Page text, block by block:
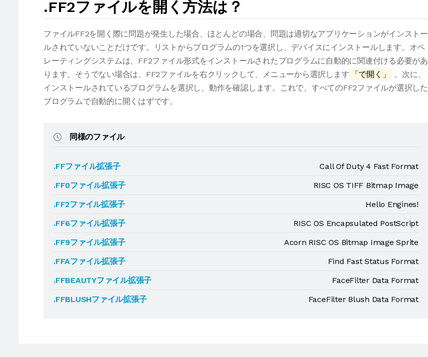
.FF2ファイルを開く方法は？
ファイルFF2を開く際に問題が発生した場合、ほとんどの場合、問題は適切なアプリケーションがインストー
ルされていないことだけです。リストからプログラムの1つを選択し、デバイスにインストールします。オペ
レーティングシステムは、FF2ファイル形式をインストールされたプログラムに自動的に関連付ける必要があ
ります。そうでない場合は、FF2ファイルを右クリックして、メニューから選択します
「で開く」
。次に、
インストールされているプログラムを選択し、動作を確認します。これで、すべてのFF2ファイルが選択した
プログラムで自動的に開くはずです。
同様のファイル
.FFファイル拡張子
Call Of Duty 4 Fast Format
.FF0ファイル拡張子
RISC OS TIFF Bitmap Image
.FF2ファイル拡張子
Hello Engines!
.FF6ファイル拡張子
RISC OS Encapsulated PostScript
.FF9ファイル拡張子
Acorn RISC OS Bitmap Image Sprite
.FFAファイル拡張子
Find Fast Status Format
.FFBEAUTYファイル拡張子
FaceFilter Data Format
.FFBLUSHファイル拡張子
FaceFilter Blush Data Format